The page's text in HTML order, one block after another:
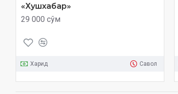
«Хушхабар»
29 000 сўм
Харид Савол